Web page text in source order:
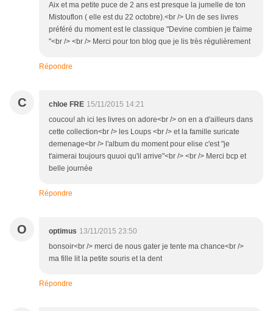
Aix et ma petite puce de 2 ans est presque la jumelle de ton
Mistouflon ( elle est du 22 octobre).<br /> Un de ses livres
préféré du moment est le classique "Devine combien je t'aime
"<br /> <br /> Merci pour ton blog que je lis très régulièrement
Répondre
C chloe FRE 15/11/2015 14:21
coucou! ah ici les livres on adore<br /> on en a d'ailleurs dans
cette collection<br /> les Loups <br /> et la famille suricate
demenage<br /> l'album du moment pour elise c'est "je
t'aimerai toujours quuoi qu'il arrive"<br /> <br /> Merci bcp et
belle journée
Répondre
O optimus 13/11/2015 23:50
bonsoir<br /> merci de nous gater je tente ma chance<br />
ma fille lit la petite souris et la dent
Répondre